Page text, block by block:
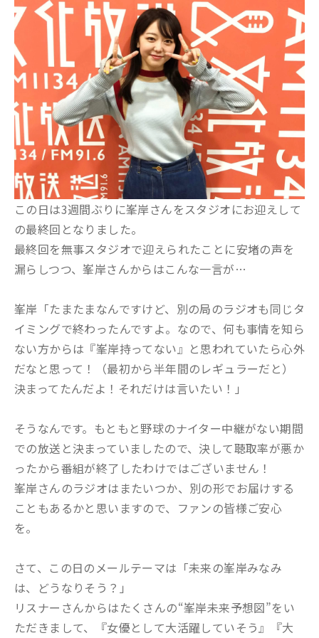
この日は3週間ぶりに峯岸さんをスタジオにお迎えして
の最終回となりました。
最終回を無事スタジオで迎えられたことに安堵の声を
漏らしつつ、峯岸さんからはこんな一言が…
峯岸「たまたまなんですけど、別の局のラジオも同じタ
イミングで終わったんですよ。なので、何も事情を知ら
ない方からは『峯岸持ってない』と思われていたら心外
だなと思って！（最初から半年間のレギュラーだと）
決まってたんだよ！それだけは言いたい！」
そうなんです。もともと野球のナイター中継がない期間
での放送と決まっていましたので、決して聴取率が悪か
ったから番組が終了したわけではございません！
峯岸さんのラジオはまたいつか、別の形でお届けする
こともあるかと思いますので、ファンの皆様ご安心
を。
さて、この日のメールテーマは「未来の峯岸みなみ
は、どうなりそう？」
リスナーさんからはたくさんの“峯岸未来予想図”をい
ただきまして、『女優として大活躍していそう』『大